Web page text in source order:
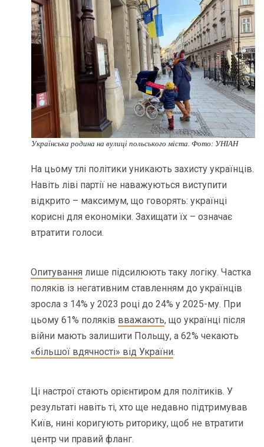
Українська родина на вулиці польського міста. Фото: УНІАН
На цьому тлі політики уникають захисту українців.
Навіть ліві партії не наважуються виступити
відкрито – максимум, що говорять: українці
корисні для економіки. Захищати їх – означає
втратити голоси.
Опитування лише підсилюють таку логіку. Частка
поляків із негативним ставленням до українців
зросла з 14% у 2023 році до 24% у 2025-му. При
цьому 61% поляків вважають, що українці після
війни мають залишити Польщу, а 62% чекають
«більшої вдячності» від України.
Ці настрої стають орієнтиром для політиків. У
результаті навіть ті, хто ще недавно підтримував
Київ, нині коригують риторику, щоб не втратити
центр чи правий фланг.